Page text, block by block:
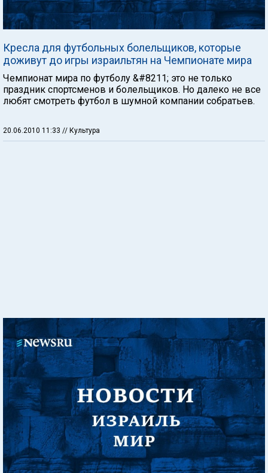
Кресла для футбольных болельщиков, которые
доживут до игры израильтян на Чемпионате мира
Чемпионат мира по футболу &#8211; это не только
праздник спортсменов и болельщиков. Но далеко не все
любят смотреть футбол в шумной компании собратьев.
20.06.2010 11:33 // Культура